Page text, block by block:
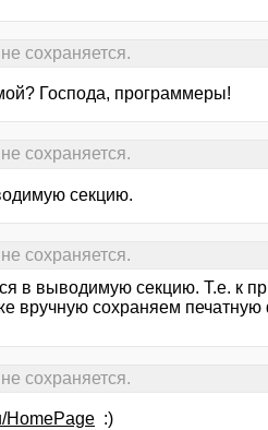
сохраняется.
Господа, программеры!
сохраняется.
секцию.
сохраняется.
в выводимую секцию. Т.е. к
сохраняем печатную
сохраняется.
HomePage :)